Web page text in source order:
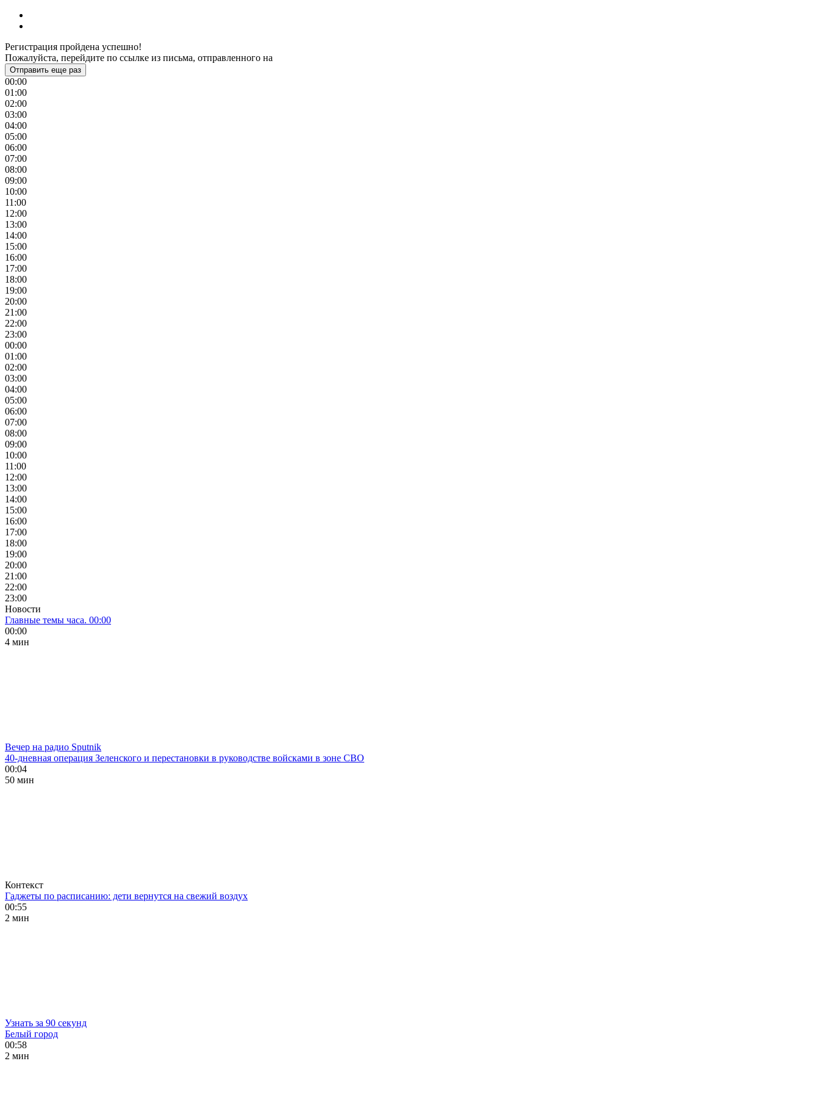
Регистрация пройдена успешно!
Пожалуйста, перейдите по ссылке из письма, отправленного на
Отправить еще раз
00:00
01:00
02:00
03:00
04:00
05:00
06:00
07:00
08:00
09:00
10:00
11:00
12:00
13:00
14:00
15:00
16:00
17:00
18:00
19:00
20:00
21:00
22:00
23:00
00:00
01:00
02:00
03:00
04:00
05:00
06:00
07:00
08:00
09:00
10:00
11:00
12:00
13:00
14:00
15:00
16:00
17:00
18:00
19:00
20:00
21:00
22:00
23:00
Новости
Главные темы часа. 00:00
00:00
4 мин
Вечер на радио Sputnik
40-дневная операция Зеленского и перестановки в руководстве войсками в зоне СВО
00:04
50 мин
Контекст
Гаджеты по расписанию: дети вернутся на свежий воздух
00:55
2 мин
Узнать за 90 секунд
Белый город
00:58
2 мин